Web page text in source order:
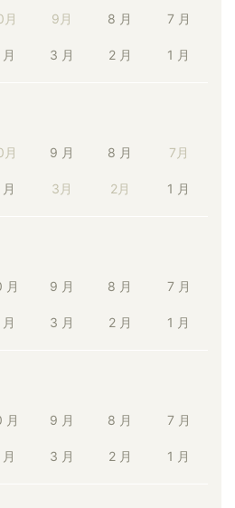
月 9月 8 月 7 月
3 月 2 月 1 月
月 9 月 8 月 7月
3月 2月 1 月
月 9 月 8 月 7 月
3 月 2 月 1 月
月 9 月 8 月 7 月
3 月 2 月 1 月